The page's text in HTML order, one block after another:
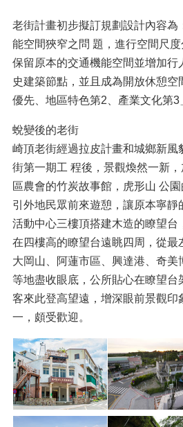
老街計畫初步擬訂規劃設計內容為
能空間狹窄之問 題，進行空間尺
保留原本的交通機能空間並增加行
史建築節點，並且成為開放休憩空
優先、地區特色第2、產業文化第3
蛻變後的老街
崎頂老街經過拉皮計畫和城鄉新風
街第一期工 程後，景觀煥然一新
區農會的竹炭故事館，虎形山 公
引外地民眾前來遊憩，讓原本寧靜
活動中心三樓頂搭建木造的瞭望台
在四樓高的瞭望台遠眺四周，從最
大岡山、阿蓮市區、興達港、奇美
等地盡收眼底，公所貼心在瞭望台
客來此登高望遠，增深眼前景觀印
一，頗受歡迎。